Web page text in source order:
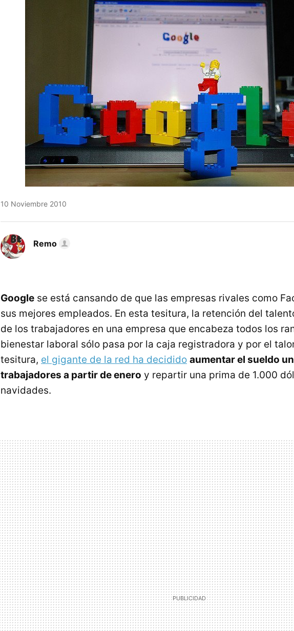
10 Noviembre 2010
Remo
Google se está cansando de que las empresas rivales como
sus mejores empleados. En esta tesitura, la retención del
de los trabajadores en una empresa que encabeza todos los
bienestar laboral sólo pasa por la caja registradora y por el
tesitura, el gigante de la red ha decidido aumentar el sueldo
trabajadores a partir de enero y repartir una prima de 1.000
navidades.